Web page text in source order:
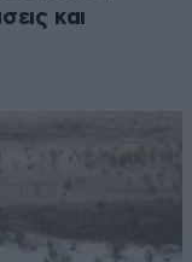
και